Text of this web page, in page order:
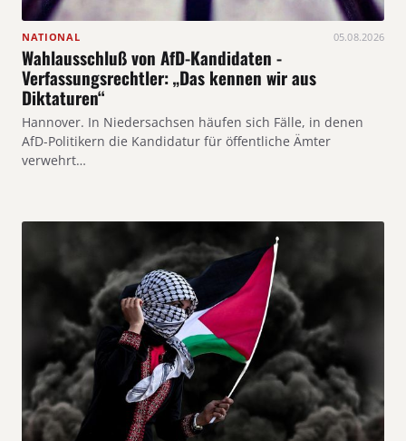
NATIONAL 05.08.2026
Wahlausschluß von AfD-Kandidaten -
Verfassungsrechtler: „Das kennen wir aus
Diktaturen“
Hannover. In Niedersachsen häufen sich Fälle, in denen
AfD-Politikern die Kandidatur für öffentliche Ämter
verwehrt…